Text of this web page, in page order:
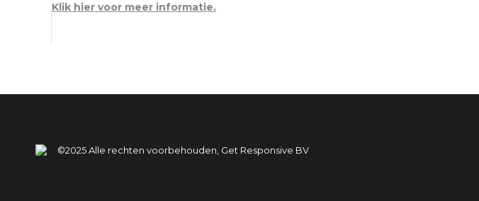
Klik hier voor meer informatie.
©2025 Alle rechten voorbehouden, Get Responsive BV